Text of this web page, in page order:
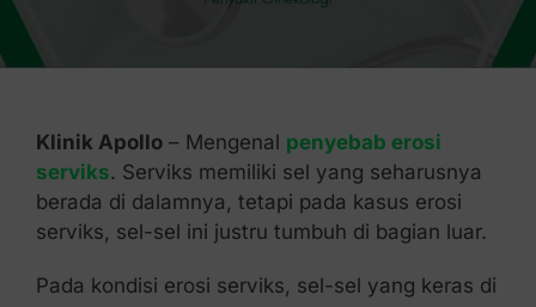
Klinik Apollo– Mengenal penyebab erosi
serviks. Serviks memiliki sel yang seharusnya
berada di dalamnya, tetapi pada kasus erosi
serviks, sel-sel ini justru tumbuh di bagian luar.
Pada kondisi erosi serviks, sel-sel yang keras di